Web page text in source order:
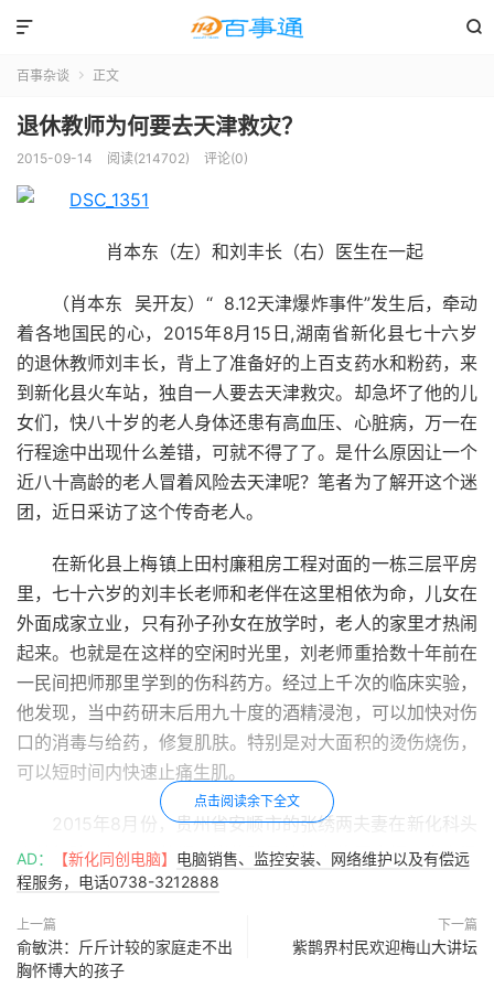


百事杂谈  正文
退休教师为何要去天津救灾？
2015-09-14 阅读(214702) 评论(0)
肖本东（左）和刘丰长（右）医生在一起
（肖本东 吴开友）“ 8.12天津爆炸事件”发生后，牵动
着各地国民的心，2015年8月15日,湖南省新化县七十六岁
的退休教师刘丰长，背上了准备好的上百支药水和粉药，来
到新化县火车站，独自一人要去天津救灾。却急坏了他的儿
女们，快八十岁的老人身体还患有高血压、心脏病，万一在
行程途中出现什么差错，可就不得了了。是什么原因让一个
近八十高龄的老人冒着风险去天津呢？笔者为了解开这个迷
团，近日采访了这个传奇老人。
在新化县上梅镇上田村廉租房工程对面的一栋三层平房
里，七十六岁的刘丰长老师和老伴在这里相依为命，儿女在
外面成家立业，只有孙子孙女在放学时，老人的家里才热闹
起来。也就是在这样的空闲时光里，刘老师重拾数十年前在
一民间把师那里学到的伤科药方。经过上千次的临床实验，
他发现，当中药研末后用九十度的酒精浸泡，可以加快对伤
口的消毒与给药，修复肌肤。特别是对大面积的烫伤烧伤，
可以短时间内快速止痛生肌。
2015年8月份，贵州省安顺市的张绣两夫妻在新化科头
乡某红砖厂打工。他们三岁的孩子被灶上的开水把下半身烫
伤，屁股下全部是水泡，到冷江伤科医院急救，医院检查后
说至少要三万元才能治愈。因为家境贫寒，他们转院到贵州
安顺人民医院治疗。花费医疗费用三万多元，还是有三个地
方一直流脓水，后来听说刘丰长老师研究的酒精泡中药水效
点击阅读余下全文
AD： 【新化同创电脑】 电脑销售、监控安装、网络维护以及有偿远
程服务，电话0738-3212888
上一篇
俞敏洪：斤斤计较的家庭走不出
胸怀博大的孩子
下一篇
紫鹊界村民欢迎梅山大讲坛